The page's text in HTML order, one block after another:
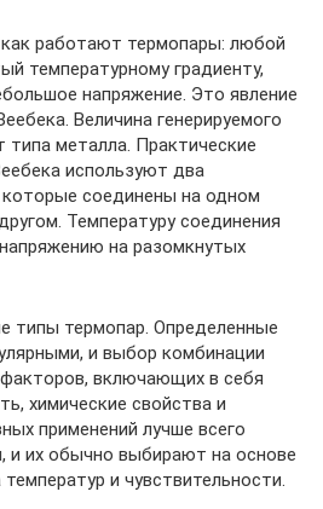
работают термопары: любой
температурному градиенту,
напряжение. Это явление
Величина генерируемого
типа металла. Практические
используют два
соединены на одном
Температуру соединения
на разомкнутых
типы термопар. Определенные
и выбор комбинации
включающих в себя
химические свойства и
применений лучше всего
и их обычно выбирают на основе
и чувствительности.